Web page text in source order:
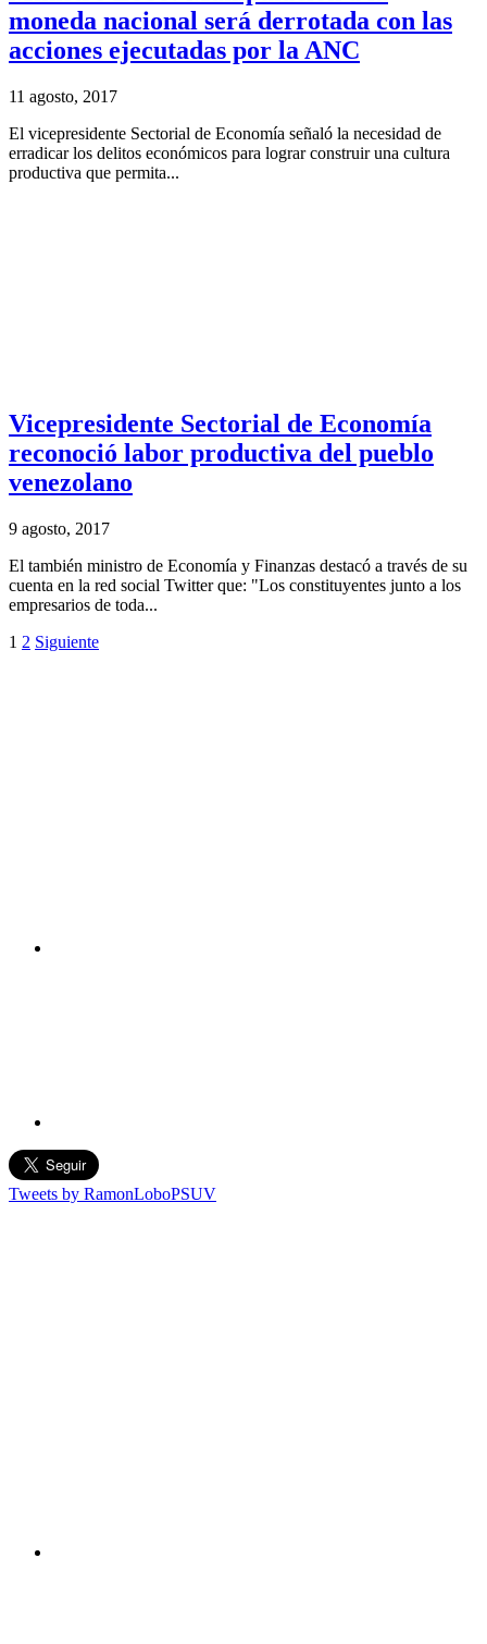
moneda nacional será derrotada con las
acciones ejecutadas por la ANC
11 agosto, 2017
El vicepresidente Sectorial de Economía señaló la necesidad de
erradicar los delitos económicos para lograr construir una cultura
productiva que permita...
Vicepresidente Sectorial de Economía
reconoció labor productiva del pueblo
venezolano
9 agosto, 2017
El también ministro de Economía y Finanzas destacó a través de su
cuenta en la red social Twitter que: "Los constituyentes junto a los
empresarios de toda...
1 2 Siguiente
Tweets by RamonLoboPSUV